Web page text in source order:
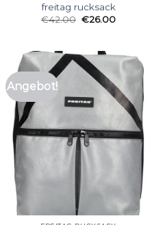
freitag rucksack
€42.00 €26.00
Angebot!